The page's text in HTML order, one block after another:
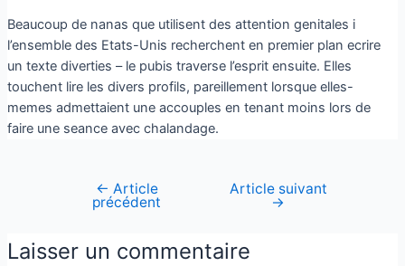
Beaucoup de nanas que utilisent des attention genitales i
l’ensemble des Etats-Unis recherchent en premier plan ecrire
un texte diverties – le pubis traverse l’esprit ensuite. Elles
touchent lire les divers profils, pareillement lorsque elles-
memes admettaient une accouples en tenant moins lors de
faire une seance avec chalandage.
← Article
précédent
Article suivant
→
Laisser un commentaire